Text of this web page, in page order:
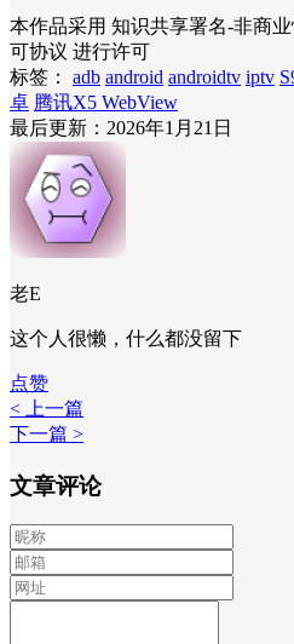
本作品采用 知识共享署名-非商
可协议 进行许可
标签：
adb android androidtv iptv
卓 腾讯X5 WebView
最后更新：2026年1月21日
老E
这个人很懒，什么都没留下
点赞
< 上一篇
下一篇 >
文章评论